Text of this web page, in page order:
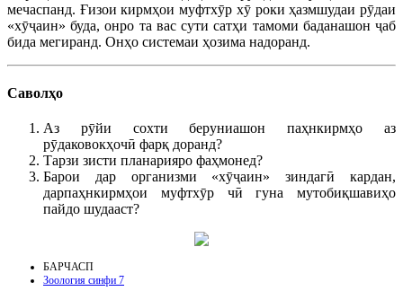
мечаспанд. Ғизои кирмҳои муфтхӯр хӯ роки ҳазмшудаи рӯдаи
«хӯҷаин» буда, онро та вас сути сатҳи тамоми баданашон ҷаб
бида мегиранд. Онҳо системаи ҳозима надоранд.
Саволҳо
Аз рӯйи сохти беруниашон паҳнкирмҳо аз
рӯдаковокҳочӣ фарқ доранд?
Тарзи зисти планарияро фаҳмонед?
Барои дар организми «хӯҷаин» зиндагӣ кардан,
дарпаҳнкирмҳои муфтхӯр чӣ гуна мутобиқшавиҳо
пайдо шудааст?
БАРЧАСП
Зоология синфи 7